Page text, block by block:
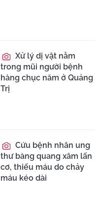
Xử lý dị vật nằm
trong mũi người bệnh
hàng chục năm ở Quảng
Trị
Cứu bệnh nhân ung
thư bàng quang xâm lấn
cơ, thiếu máu do chảy
máu kéo dài